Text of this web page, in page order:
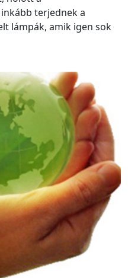
terjednek a
lámpák, amik igen sok